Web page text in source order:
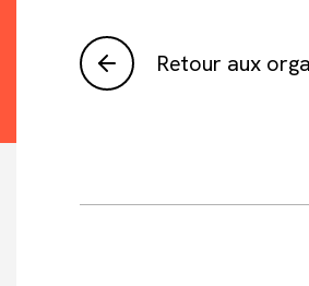
Retour aux